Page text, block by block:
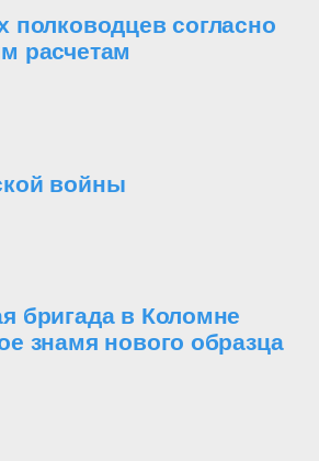
полководцев согласно
расчетам
войны
бригада в Коломне
знамя нового образца